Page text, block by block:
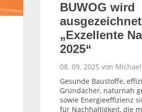
BUWOG wird
„Exzellente
2025“
08. 09. 2025 von
Gesunde Baustoffe,
Gründächer, naturnah
sowie Energieeffizienz
für Nachhaltigkeit, die